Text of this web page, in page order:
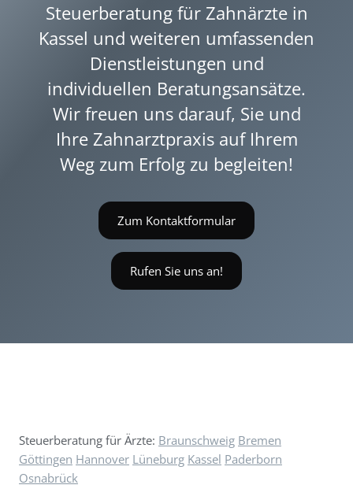
Steuerberatung für Zahnärzte in
Kassel und weiteren umfassenden
Dienstleistungen und
individuellen Beratungsansätze.
Wir freuen uns darauf, Sie und
Ihre Zahnarztpraxis auf Ihrem
Weg zum Erfolg zu begleiten!
Zum Kontaktformular
Rufen Sie uns an!
Steuerberatung für Ärzte: Braunschweig Bremen
Göttingen Hannover Lüneburg Kassel Paderborn
Osnabrück